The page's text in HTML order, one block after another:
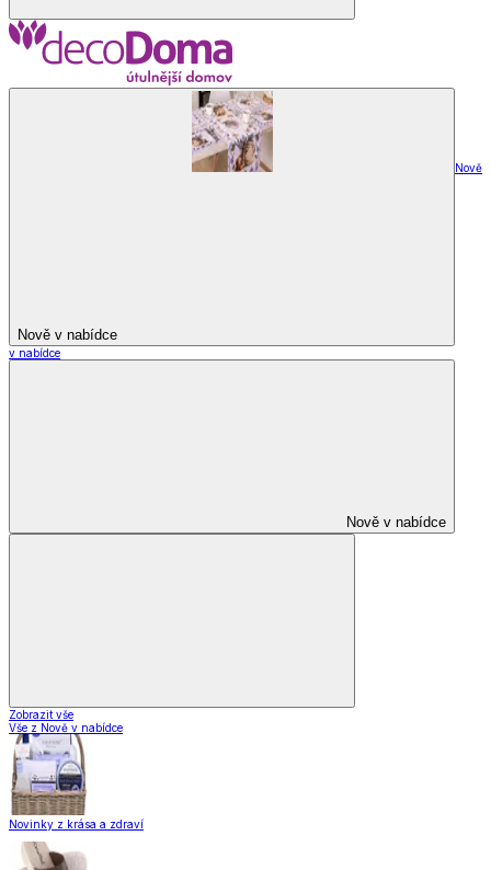
Nově v nabídce
Nově
v nabídce
Nově v nabídce
Zobrazit vše
Vše z Nově v nabídce
Novinky z krása a zdraví